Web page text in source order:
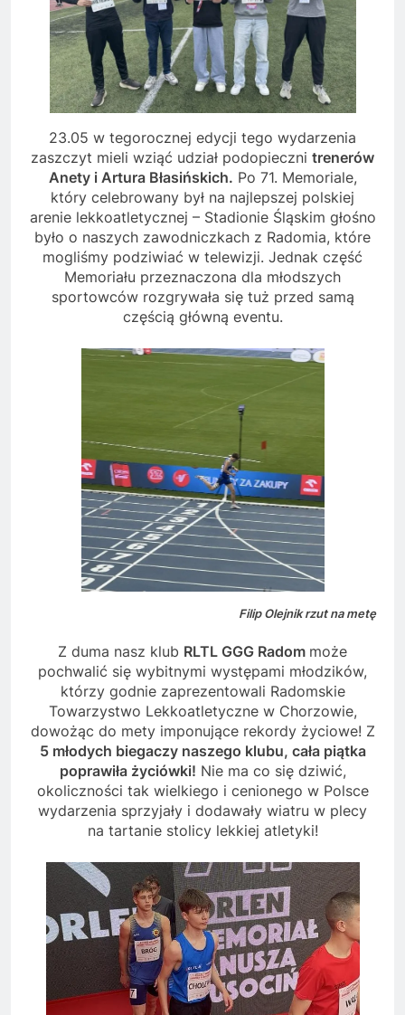
23.05 w tegorocznej edycji tego wydarzenia
zaszczyt mieli wziąć udział podopieczni trenerów
Anety i Artura Błasińskich. Po 71. Memoriale,
który celebrowany był na najlepszej polskiej
arenie lekkoatletycznej – Stadionie Śląskim głośno
było o naszych zawodniczkach z Radomia, które
mogliśmy podziwiać w telewizji. Jednak część
Memoriału przeznaczona dla młodszych
sportowców rozgrywała się tuż przed samą
częścią główną eventu.
Filip Olejnik rzut na metę
Z duma nasz klub RLTL GGG Radom może
pochwalić się wybitnymi występami młodzików,
którzy godnie zaprezentowali Radomskie
Towarzystwo Lekkoatletyczne w Chorzowie,
dowożąc do mety imponujące rekordy życiowe! Z
5 młodych biegaczy naszego klubu, cała piątka
poprawiła życiówki! Nie ma co się dziwić,
okoliczności tak wielkiego i cenionego w Polsce
wydarzenia sprzyjały i dodawały wiatru w plecy
na tartanie stolicy lekkiej atletyki!